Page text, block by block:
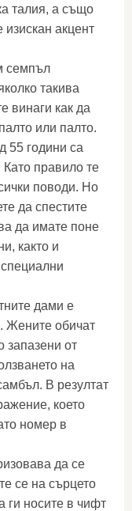
талия, а също
акцент
семпъл
такива
винаги как да
или палто.
55 години са
правило те
поводи. Но
да спестите
да имате поне
както и
дами е
Жените обичат
запазени от
на
В резултат
което
номер в
да се
се на сърцето
ги носите в чифт